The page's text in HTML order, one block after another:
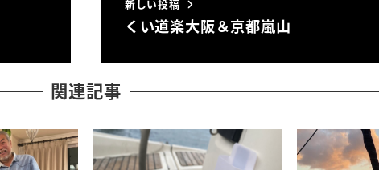
新しい投稿
くい道楽大阪＆京都嵐山
関連記事